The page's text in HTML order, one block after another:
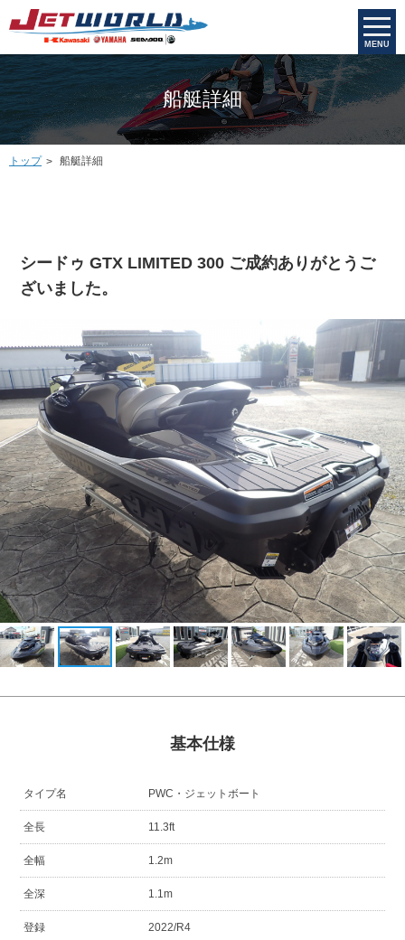
MENU
船艇詳細
トップ 船艇詳細
シードゥ GTX LIMITED 300 ご成約ありがとうご
ざいました。
基本仕様
タイプ名 PWC・ジェットボート
全長 11.3ft
全幅 1.2m
全深 1.1m
登録 2022/R4